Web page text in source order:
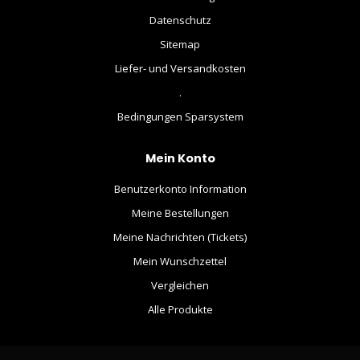
Datenschutz
Sitemap
Liefer- und Versandkosten
.
Bedingungen Sparsystem
Mein Konto
Benutzerkonto Information
Meine Bestellungen
Meine Nachrichten (Tickets)
Mein Wunschzettel
Vergleichen
Alle Produkte